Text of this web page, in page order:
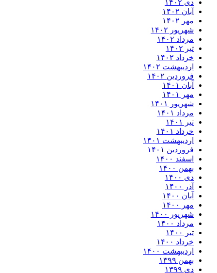
دی ۱۴۰۲
آبان ۱۴۰۲
مهر ۱۴۰۲
شهریور ۱۴۰۲
مرداد ۱۴۰۲
تیر ۱۴۰۲
خرداد ۱۴۰۲
اردیبهشت ۱۴۰۲
فروردین ۱۴۰۲
آبان ۱۴۰۱
مهر ۱۴۰۱
شهریور ۱۴۰۱
مرداد ۱۴۰۱
تیر ۱۴۰۱
خرداد ۱۴۰۱
اردیبهشت ۱۴۰۱
فروردین ۱۴۰۱
اسفند ۱۴۰۰
بهمن ۱۴۰۰
دی ۱۴۰۰
آذر ۱۴۰۰
آبان ۱۴۰۰
مهر ۱۴۰۰
شهریور ۱۴۰۰
مرداد ۱۴۰۰
تیر ۱۴۰۰
خرداد ۱۴۰۰
اردیبهشت ۱۴۰۰
بهمن ۱۳۹۹
دی ۱۳۹۹